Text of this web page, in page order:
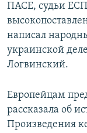
ПАСЕ, судьи
написал
украинской
Логвинский.
Европейцам
рассказала об
Произведения